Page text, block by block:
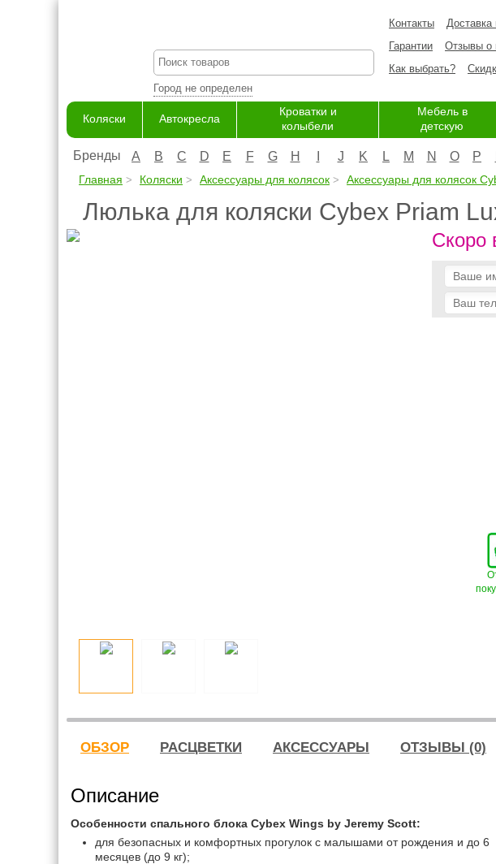
Город не определен
Контакты
Доставка
Гарантии
Отзывы о
Как выбрать?
Коляски Автокресла
Кроватки и
колыбели
Мебель в
детскую
Бренды A B C D E F G H J K L M N O P
Главная Коляски Аксессуары для колясок Аксессуары для колясок
Люлька для коляски Cybex Priam
Скоро
ОБЗОР РАСЦВЕТКИ АКСЕССУАРЫ ОТЗЫВЫ (0)
Описание
Особенности спального блока Cybex Wings by Jeremy Scott:
для безопасных и комфортных прогулок с малышами от рождения и до 6
месяцев (до 9 кг);